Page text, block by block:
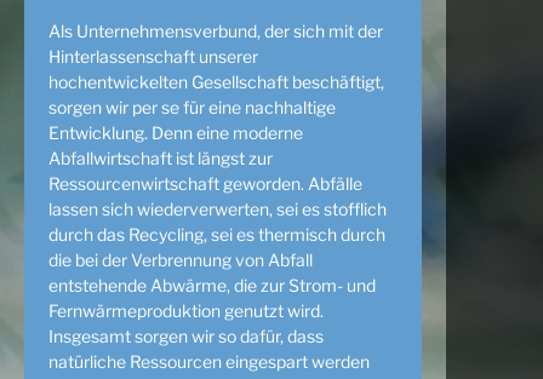
Als Unternehmensverbund, der sich mit der
Hinterlassenschaft unserer
hochentwickelten Gesellschaft beschäftigt,
sorgen wir per se für eine nachhaltige
Entwicklung. Denn eine moderne
Abfallwirtschaft ist längst zur
Ressourcenwirtschaft geworden. Abfälle
lassen sich wiederverwerten, sei es stofflich
durch das Recycling, sei es thermisch durch
die bei der Verbrennung von Abfall
entstehende Abwärme, die zur Strom- und
Fernwärmeproduktion genutzt wird.
Insgesamt sorgen wir so dafür, dass
natürliche Ressourcen eingespart werden